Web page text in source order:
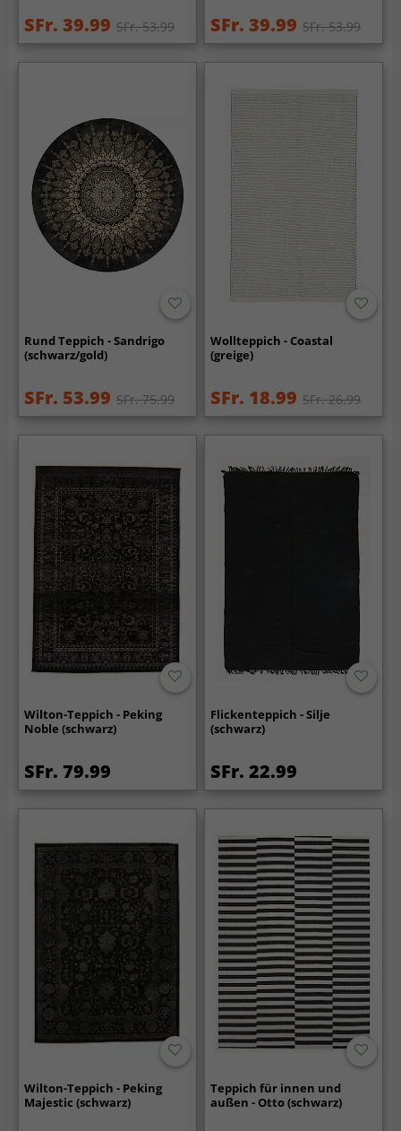
SFr. 39.99 SFr. 53.99 SFr. 39.99 SFr. 53.99
Rund Teppich - Sandrigo
(schwarz/gold)
SFr. 53.99 SFr. 75.99
Wollteppich - Coastal
(greige)
SFr. 18.99 SFr. 26.99
Wilton-Teppich - Peking
Noble (schwarz)
SFr. 79.99
Flickenteppich - Silje
(schwarz)
SFr. 22.99
Wilton-Teppich - Peking
Majestic (schwarz)
Teppich für innen und
außen - Otto (schwarz)